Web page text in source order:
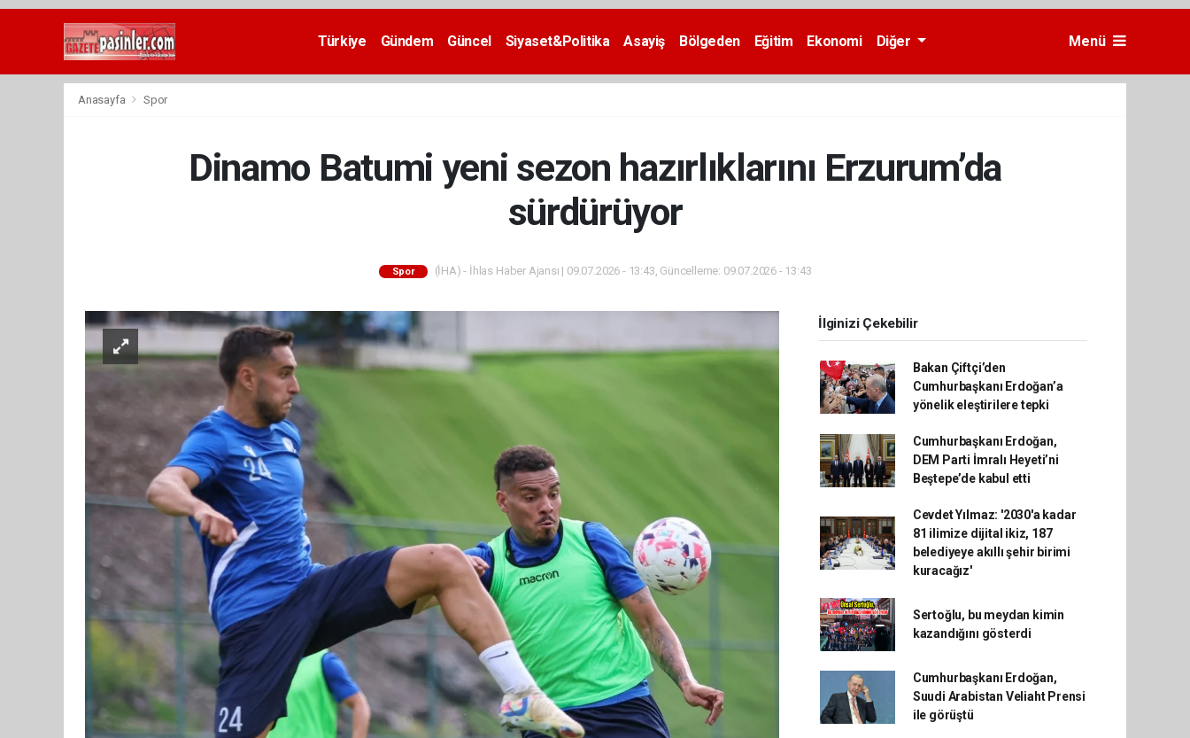
Deneme
Türkiye Gündem Güncel Siyaset&Politika Asayiş Bölgeden Eğitim Ekonomi Diğer Menü
Anasayfa Spor
Dinamo Batumi yeni sezon hazırlıklarını Erzurum’da
sürdürüyor
Spor (İHA) - İhlas Haber Ajansı | 09.07.2026 - 13:43, Güncelleme: 09.07.2026 - 13:43
İlginizi Çekebilir
Bakan Çiftçi’den
Cumhurbaşkanı Erdoğan’a
yönelik eleştirilere tepki
Cumhurbaşkanı Erdoğan,
DEM Parti İmralı Heyeti’ni
Beştepe’de kabul etti
Cevdet Yılmaz: '2030'a kadar
81 ilimize dijital ikiz, 187
belediyeye akıllı şehir birimi
kuracağız'
Sertoğlu, bu meydan kimin
kazandığını gösterdi
Cumhurbaşkanı Erdoğan,
Suudi Arabistan Veliaht Prensi
ile görüştü